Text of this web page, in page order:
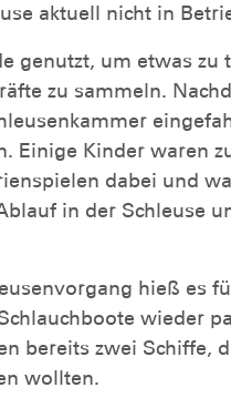
aktuell nicht in
genutzt, um etwas zu
zu sammeln.
Einige Kinder waren
dabei und
in der Schleuse
hieß es
wieder
bereits zwei Schiffe,
wollten.